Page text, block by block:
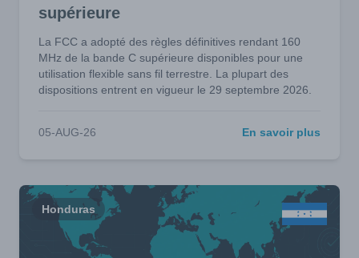
supérieure
La FCC a adopté des règles définitives rendant 160
MHz de la bande C supérieure disponibles pour une
utilisation flexible sans fil terrestre. La plupart des
dispositions entrent en vigueur le 29 septembre 2026.
05-AUG-26 En savoir plus
Honduras